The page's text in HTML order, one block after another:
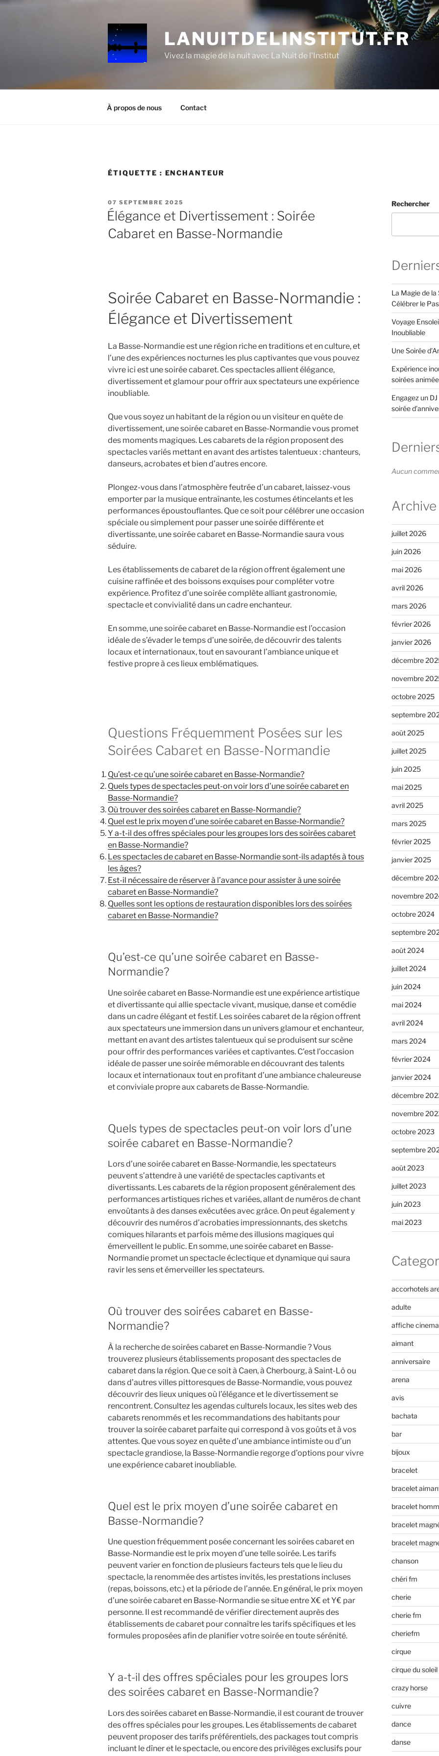
Aller
LANUITDELINSTITUT.FR
Vivez la magie de la nuit avec La Nuit de l'Institut
À propos de nous Contact
ÉTIQUETTE : ENCHANTEUR
PUBLIÉ
LE
07 SEPTEMBRE 2025
Élégance et Divertissement : Soirée
Cabaret en Basse-Normandie
Soirée Cabaret en Basse-Normandie :
Élégance et Divertissement
La Basse-Normandie est une région riche en traditions et en culture, et
l’une des expériences nocturnes les plus captivantes que vous pouvez
vivre ici est une soirée cabaret. Ces spectacles allient élégance,
divertissement et glamour pour offrir aux spectateurs une expérience
inoubliable.
Que vous soyez un habitant de la région ou un visiteur en quête de
divertissement, une soirée cabaret en Basse-Normandie vous promet
des moments magiques. Les cabarets de la région proposent des
spectacles variés mettant en avant des artistes talentueux : chanteurs,
danseurs, acrobates et bien d’autres encore.
Plongez-vous dans l’atmosphère feutrée d’un cabaret, laissez-vous
emporter par la musique entraînante, les costumes étincelants et les
performances époustouflantes. Que ce soit pour célébrer une occasion
spéciale ou simplement pour passer une soirée différente et
divertissante, une soirée cabaret en Basse-Normandie saura vous
séduire.
Les établissements de cabaret de la région offrent également une
cuisine raffinée et des boissons exquises pour compléter votre
expérience. Profitez d’une soirée complète alliant gastronomie,
spectacle et convivialité dans un cadre enchanteur.
En somme, une soirée cabaret en Basse-Normandie est l’occasion
idéale de s’évader le temps d’une soirée, de découvrir des talents
locaux et internationaux, tout en savourant l’ambiance unique et
festive propre à ces lieux emblématiques.
Questions Fréquemment Posées sur les
Soirées Cabaret en Basse-Normandie
Qu’est-ce qu’une soirée cabaret en Basse-Normandie?
Quels types de spectacles peut-on voir lors d’une soirée cabaret en
Basse-Normandie?
Où trouver des soirées cabaret en Basse-Normandie?
Quel est le prix moyen d’une soirée cabaret en Basse-Normandie?
Y a-t-il des offres spéciales pour les groupes lors des soirées cabaret
en Basse-Normandie?
Les spectacles de cabaret en Basse-Normandie sont-ils adaptés à tous
les âges?
Est-il nécessaire de réserver à l’avance pour assister à une soirée
cabaret en Basse-Normandie?
Quelles sont les options de restauration disponibles lors des soirées
cabaret en Basse-Normandie?
Qu’est-ce qu’une soirée cabaret en Basse-
Normandie?
Une soirée cabaret en Basse-Normandie est une expérience artistique
et divertissante qui allie spectacle vivant, musique, danse et comédie
dans un cadre élégant et festif. Les soirées cabaret de la région offrent
aux spectateurs une immersion dans un univers glamour et enchanteur,
mettant en avant des artistes talentueux qui se produisent sur scène
pour offrir des performances variées et captivantes. C’est l’occasion
idéale de passer une soirée mémorable en découvrant des talents
locaux et internationaux tout en profitant d’une ambiance chaleureuse
et conviviale propre aux cabarets de Basse-Normandie.
Quels types de spectacles peut-on voir lors d’une
soirée cabaret en Basse-Normandie?
Lors d’une soirée cabaret en Basse-Normandie, les spectateurs
peuvent s’attendre à une variété de spectacles captivants et
divertissants. Les cabarets de la région proposent généralement des
performances artistiques riches et variées, allant de numéros de chant
envoûtants à des danses exécutées avec grâce. On peut également y
découvrir des numéros d’acrobaties impressionnants, des sketchs
comiques hilarants et parfois même des illusions magiques qui
émerveillent le public. En somme, une soirée cabaret en Basse-
Normandie promet un spectacle éclectique et dynamique qui saura
ravir les sens et émerveiller les spectateurs.
Où trouver des soirées cabaret en Basse-
Normandie?
À la recherche de soirées cabaret en Basse-Normandie ? Vous
trouverez plusieurs établissements proposant des spectacles de
cabaret dans la région. Que ce soit à Caen, à Cherbourg, à Saint-Lô ou
dans d’autres villes pittoresques de Basse-Normandie, vous pouvez
découvrir des lieux uniques où l’élégance et le divertissement se
rencontrent. Consultez les agendas culturels locaux, les sites web des
cabarets renommés et les recommandations des habitants pour
trouver la soirée cabaret parfaite qui correspond à vos goûts et à vos
attentes. Que vous soyez en quête d’une ambiance intimiste ou d’un
spectacle grandiose, la Basse-Normandie regorge d’options pour vivre
une expérience cabaret inoubliable.
Quel est le prix moyen d’une soirée cabaret en
Basse-Normandie?
Une question fréquemment posée concernant les soirées cabaret en
Basse-Normandie est le prix moyen d’une telle soirée. Les tarifs
peuvent varier en fonction de plusieurs facteurs tels que le lieu du
spectacle, la renommée des artistes invités, les prestations incluses
(repas, boissons, etc.) et la période de l’année. En général, le prix moyen
d’une soirée cabaret en Basse-Normandie se situe entre X€ et Y€ par
personne. Il est recommandé de vérifier directement auprès des
établissements de cabaret pour connaître les tarifs spécifiques et les
formules proposées afin de planifier votre soirée en toute sérénité.
Y a-t-il des offres spéciales pour les groupes lors
des soirées cabaret en Basse-Normandie?
Lors des soirées cabaret en Basse-Normandie, il est courant de trouver
des offres spéciales pour les groupes. Les établissements de cabaret
peuvent proposer des tarifs préférentiels, des packages tout compris
incluant le dîner et le spectacle, ou encore des privilèges exclusifs pour
Rechercher
La Magie de la
Célébrer le
Voyage
Inoubliable
Une Soirée
Expérience
soirées
Engagez un
soirée
Aucun
Archive
juillet 2026
juin 2026
mai 2026
avril 2026
mars 2026
février 2026
janvier 2026
décembre
novembre
octobre 2025
septembre
août 2025
juillet 2025
juin 2025
mai 2025
avril 2025
mars 2025
février 2025
janvier 2025
décembre
novembre
octobre 2024
septembre
août 2024
juillet 2024
juin 2024
mai 2024
avril 2024
mars 2024
février 2024
janvier 2024
décembre
novembre
octobre 2023
septembre
août 2023
juillet 2023
juin 2023
mai 2023
accorhotels
adulte
affiche cinema
aimant
anniversaire
arena
avis
bachata
bar
bijoux
bracelet
bracelet
bracelet
bracelet
bracelet
chanson
chéri fm
cherie
cherie fm
cheriefm
cirque
cirque du soleil
crazy horse
cuivre
dance
danse